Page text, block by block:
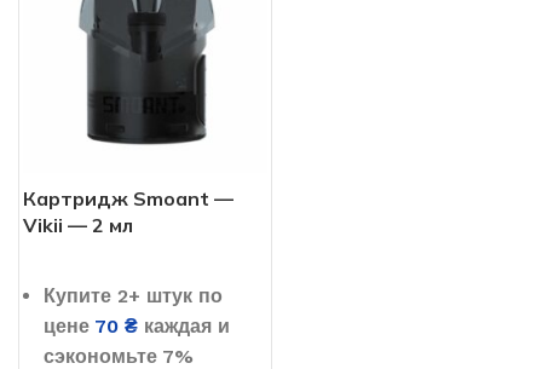
Картридж Smoant —
Vikii — 2 мл
Купите 2+ штук по
цене 70 ₴ каждая и
сэкономьте 7%